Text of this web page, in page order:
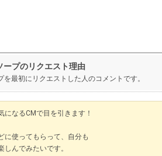
プのリクエスト理由
最初にリクエストした人のコメントです。
になるCMで目を引きます！
に使ってもらって、自分も
しんでみたいです。